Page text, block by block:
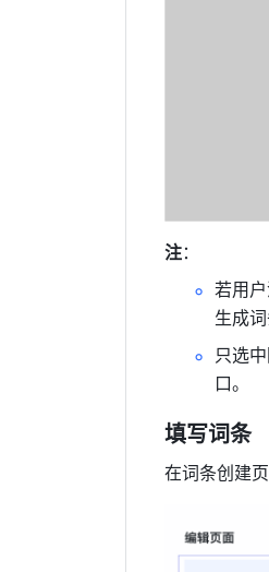
注：
若用
生成词
只选
口。
填写词条
在词条创建